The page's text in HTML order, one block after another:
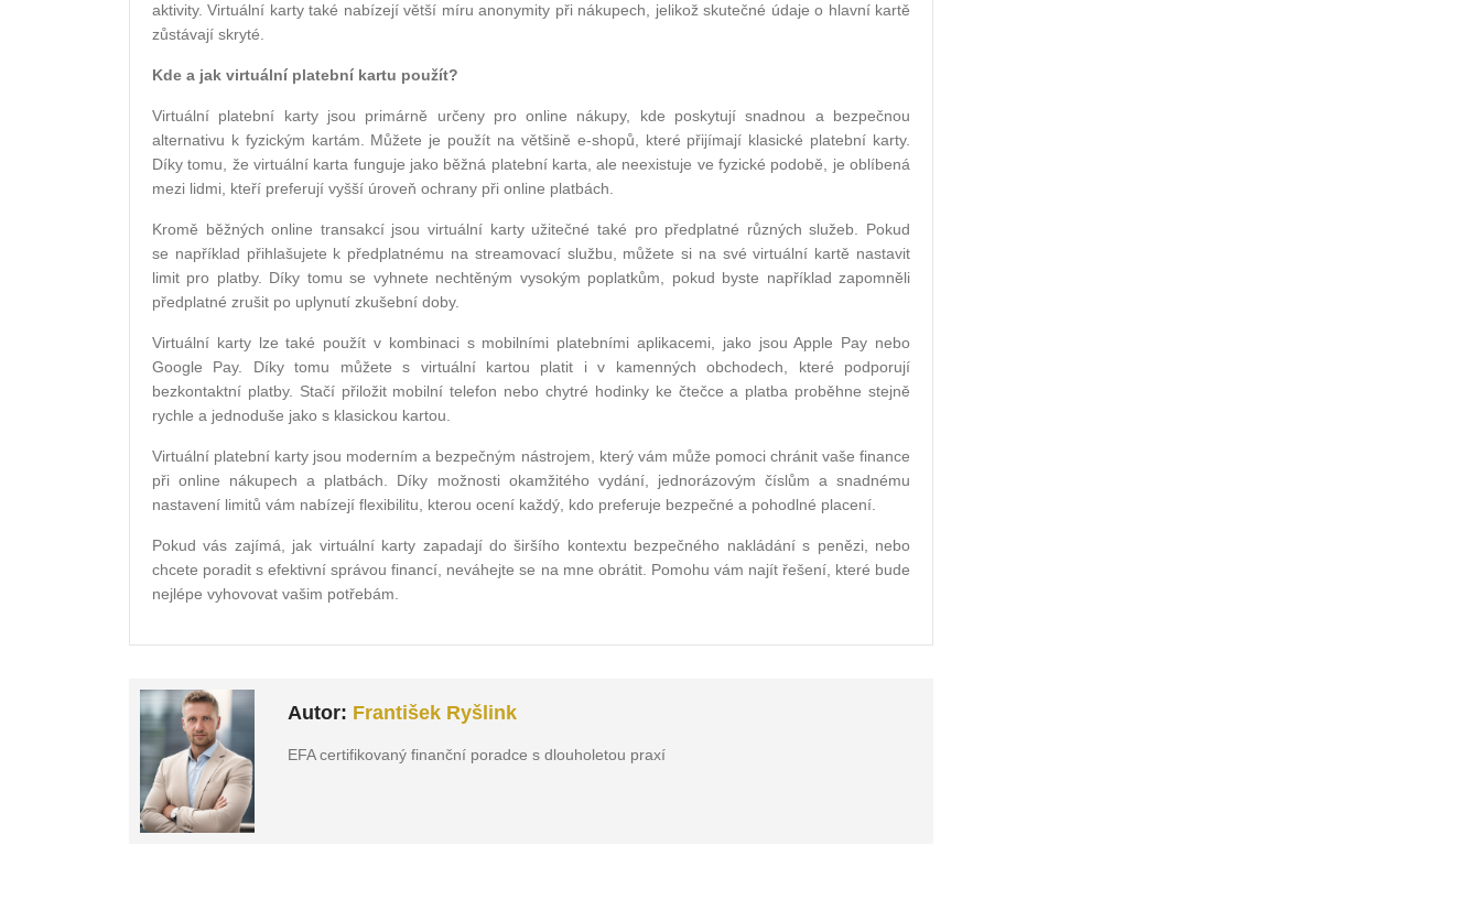
aktivity. Virtuální karty také nabízejí větší míru anonymity při nákupech, jelikož skutečné údaje o hlavní kartě
zůstávají skryté.
Kde a jak virtuální platební kartu použít?
Virtuální platební karty jsou primárně určeny pro online nákupy, kde poskytují snadnou a bezpečnou
alternativu k fyzickým kartám. Můžete je použít na většině e-shopů, které přijímají klasické platební karty.
Díky tomu, že virtuální karta funguje jako běžná platební karta, ale neexistuje ve fyzické podobě, je oblíbená
mezi lidmi, kteří preferují vyšší úroveň ochrany při online platbách.
Kromě běžných online transakcí jsou virtuální karty užitečné také pro předplatné různých služeb. Pokud
se například přihlašujete k předplatnému na streamovací službu, můžete si na své virtuální kartě nastavit
limit pro platby. Díky tomu se vyhnete nechtěným vysokým poplatkům, pokud byste například zapomněli
předplatné zrušit po uplynutí zkušební doby.
Virtuální karty lze také použít v kombinaci s mobilními platebními aplikacemi, jako jsou Apple Pay nebo
Google Pay. Díky tomu můžete s virtuální kartou platit i v kamenných obchodech, které podporují
bezkontaktní platby. Stačí přiložit mobilní telefon nebo chytré hodinky ke čtečce a platba proběhne stejně
rychle a jednoduše jako s klasickou kartou.
Virtuální platební karty jsou moderním a bezpečným nástrojem, který vám může pomoci chránit vaše finance
při online nákupech a platbách. Díky možnosti okamžitého vydání, jednorázovým číslům a snadnému
nastavení limitů vám nabízejí flexibilitu, kterou ocení každý, kdo preferuje bezpečné a pohodlné placení.
Pokud vás zajímá, jak virtuální karty zapadají do širšího kontextu bezpečného nakládání s penězi, nebo
chcete poradit s efektivní správou financí, neváhejte se na mne obrátit. Pomohu vám najít řešení, které bude
nejlépe vyhovovat vašim potřebám.
Autor: František Ryšlink
EFA certifikovaný finanční poradce s dlouholetou praxí